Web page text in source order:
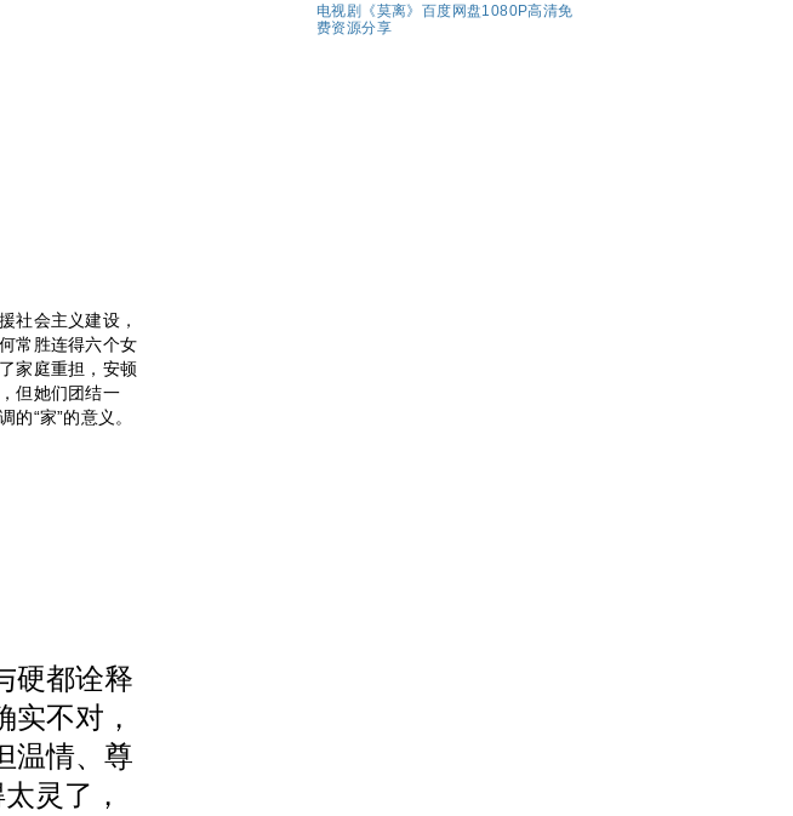
社会主义建设，
常胜连得六个女
家庭重担，安顿
但她们团结一
“家”的意义。
硬都诠释
不对，
温情、尊
灵了，
电视剧《莫离》百度网盘1080P高清免
费资源分享